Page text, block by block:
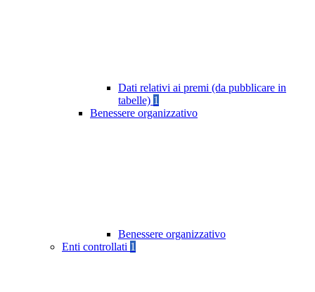
Dati relativi ai premi (da pubblicare in
tabelle) 1
Benessere organizzativo
Benessere organizzativo
Enti controllati 1